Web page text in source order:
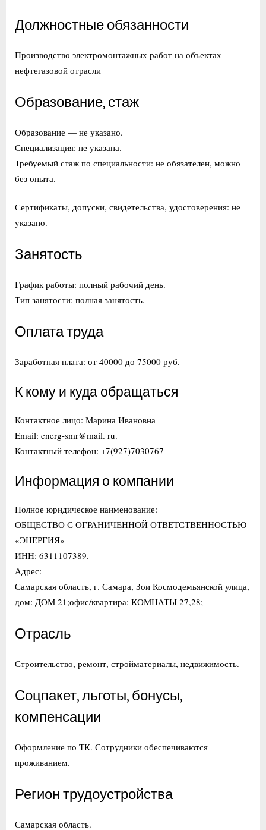
Должностные обязанности
Производство электромонтажных работ на объектах
нефтегазовой отрасли
Образование, стаж
Образование — не указано.
Специализация: не указана.
Требуемый стаж по специальности: не обязателен, можно
без опыта.
Сертификаты, допуски, свидетельства, удостоверения: не
указано.
Занятость
График работы: полный рабочий день.
Тип занятости: полная занятость.
Оплата труда
Заработная плата: от 40000 до 75000 руб.
К кому и куда обращаться
Контактное лицо: Марина Ивановна
Email: energ-smr@mail. ru.
Контактный телефон: +7(927)7030767
Информация о компании
Полное юридическое наименование:
ОБЩЕСТВО С ОГРАНИЧЕННОЙ ОТВЕТСТВЕННОСТЬЮ
«ЭНЕРГИЯ»
ИНН: 6311107389.
Адрес:
Самарская область, г. Самара, Зои Космодемьянской улица,
дом: ДОМ 21;офис/квартира: КОМНАТЫ 27,28;
Отрасль
Строительство, ремонт, стройматериалы, недвижимость.
Соцпакет, льготы, бонусы,
компенсации
Оформление по ТК. Сотрудники обеспечиваются
проживанием.
Регион трудоустройства
Самарская область.